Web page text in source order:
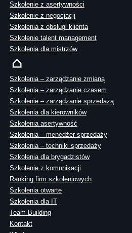
Szkolenie z asertywności
Szkolenie z negocjacji
Szkolenia z obsługi klienta
Szkolenie talent management
Szkolenia dla mistrzów
Szkolenia – zarządzanie zmianą
Szkolenia – zarządzanie czasem
Szkolenie – zarządzanie sprzedażą
Szkolenia dla kierowników
Szkolenia asertywność
Szkolenia – menedżer sprzedaży
Szkolenia – techniki sprzedaży
Szkolenia dla brygadzistów
Szkolenie z komunikacji
Ranking firm szkoleniowych
Szkolenia otwarte
Szkolenia dla IT
Team Building
Kontakt